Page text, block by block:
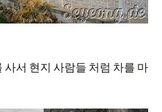
서 현지 사람들 처럼 차를 마